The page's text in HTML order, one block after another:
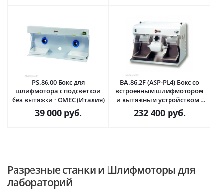
PS.86.00 Бокс для
шлифмотора с подсветкой
без вытяжки · OMEC (Италия)
39 000руб.
BA.86.2F (ASP-PL4) Бокс со
встроенным шлифмотором
и вытяжным устройством ·
OMEC (Италия)
232 400руб.
Разрезные станки и Шлифмоторы для
лабораторий